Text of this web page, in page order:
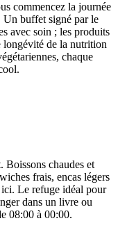
commencez la journée
Un buffet signé par le
avec soin ; les produits
longévité de la nutrition
chaque
Boissons chaudes et
frais, encas légers
ici. Le refuge idéal pour
dans un livre ou
08:00 à 00:00.